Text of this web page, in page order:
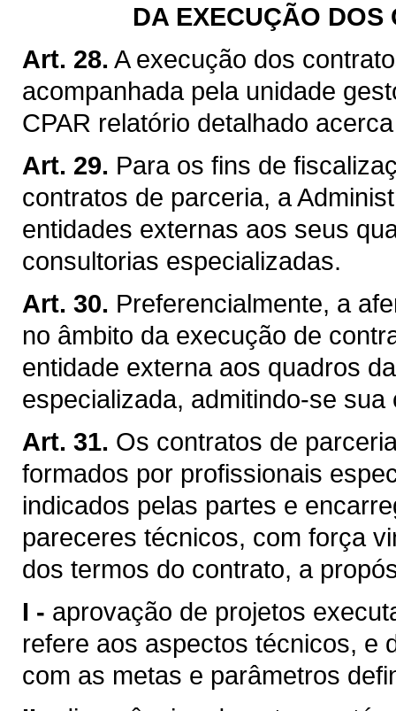
DA EXECUÇÃO DOS
Art. 28. A execução dos
acompanhada pela unidade
CPAR relatório detalhado
Art. 29. Para os fins de
contratos de parceria, a
entidades externas aos seus
consultorias especializadas.
Art. 30. Preferencialmente, a
no âmbito da execução de
entidade externa aos quadros
especializada, admitindo-se
Art. 31. Os contratos de
formados por profissionais
indicados pelas partes e
pareceres técnicos, com força
dos termos do contrato, a
I - aprovação de projetos
refere aos aspectos técnicos, e
com as metas e parâmetros